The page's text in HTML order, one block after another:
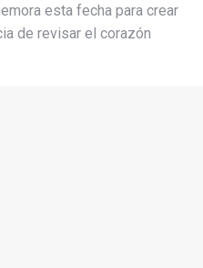
esta fecha para crear
de revisar el corazón